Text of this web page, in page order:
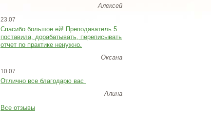
Алексей
23.07
Cпасибо большое ей! Преподаватель 5
поставила, дорабатывать, переписывать
отчет по практике ненужно.
Оксана
10.07
Отлично все благодарю вас
Алина
Все отзывы